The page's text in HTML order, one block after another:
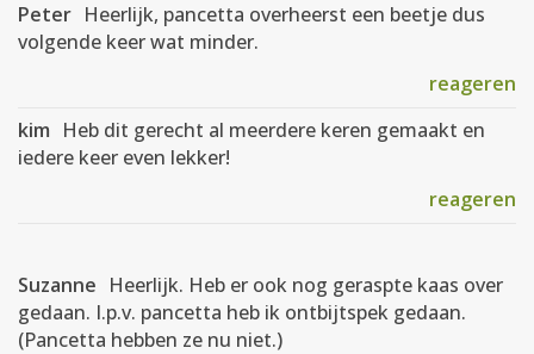
Peter Heerlijk, pancetta overheerst een beetje dus
volgende keer wat minder.
reageren
kim Heb dit gerecht al meerdere keren gemaakt en
iedere keer even lekker!
reageren
Suzanne Heerlijk. Heb er ook nog geraspte kaas over
gedaan. I.p.v. pancetta heb ik ontbijtspek gedaan.
(Pancetta hebben ze nu niet.)